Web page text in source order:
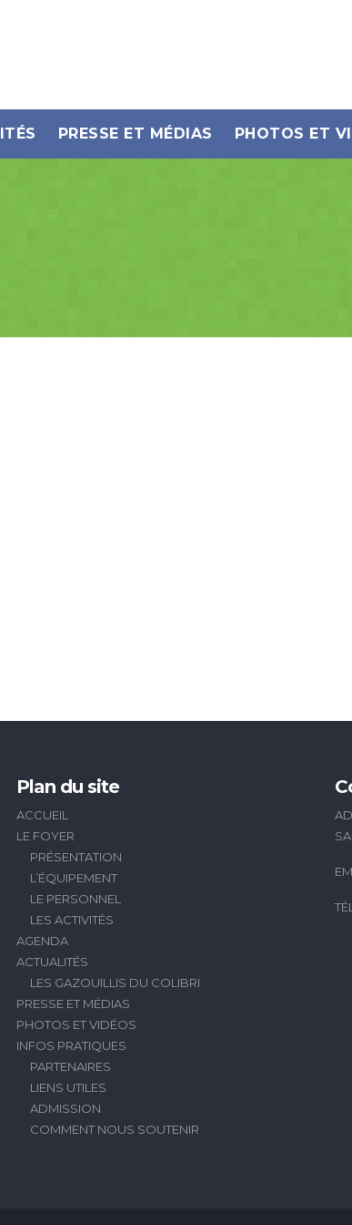
PRESSE ET MÉDIAS PHOTOS ET
Plan du site
ACCUEIL
LE FOYER
PRÉSENTATION
L’ÉQUIPEMENT
LE PERSONNEL
LES ACTIVITÉS
AGENDA
ACTUALITÉS
LES GAZOUILLIS DU COLIBRI
PRESSE ET MÉDIAS
PHOTOS ET VIDÉOS
INFOS PRATIQUES
PARTENAIRES
LIENS UTILES
ADMISSION
COMMENT NOUS SOUTENIR